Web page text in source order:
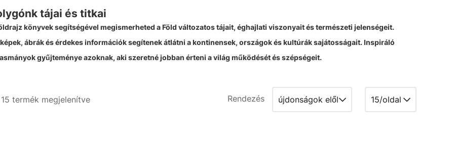
tájai és titkai
könyvek segítségével megismerheted a Föld változatos tájait, éghajlati viszonyait és természeti jelenségeit.
ábrák és érdekes információk segítenek átlátni a kontinensek, országok és kultúrák sajátosságait. Inspiráló
gyűjteménye azoknak, aki szeretné jobban érteni a világ működését és szépségeit.
termék megjelenítve Rendezés